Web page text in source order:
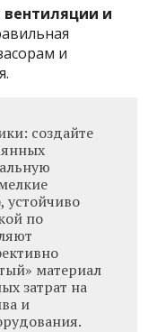
вентиляции и
и
создайте
устойчиво
по
материал
затрат на
и